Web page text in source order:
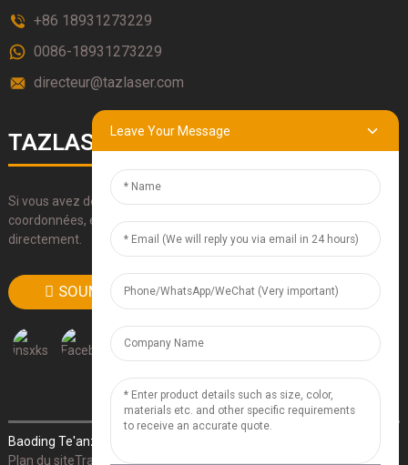
+86 18931273229
0086-18931273229
directeur@tazlaser.com
TAZLASERS
Si vous avez des questions sur nos produits, veuillez utiliser nos
coordonnées, envoyez-nous un e-mail ou appelez-nous
directement.
SOUMETTRE
Baoding Te'anzhou Electronic Technology Co., Ltd.
Plan du siteTrans
- Recherche supérieure
Leave Your Message